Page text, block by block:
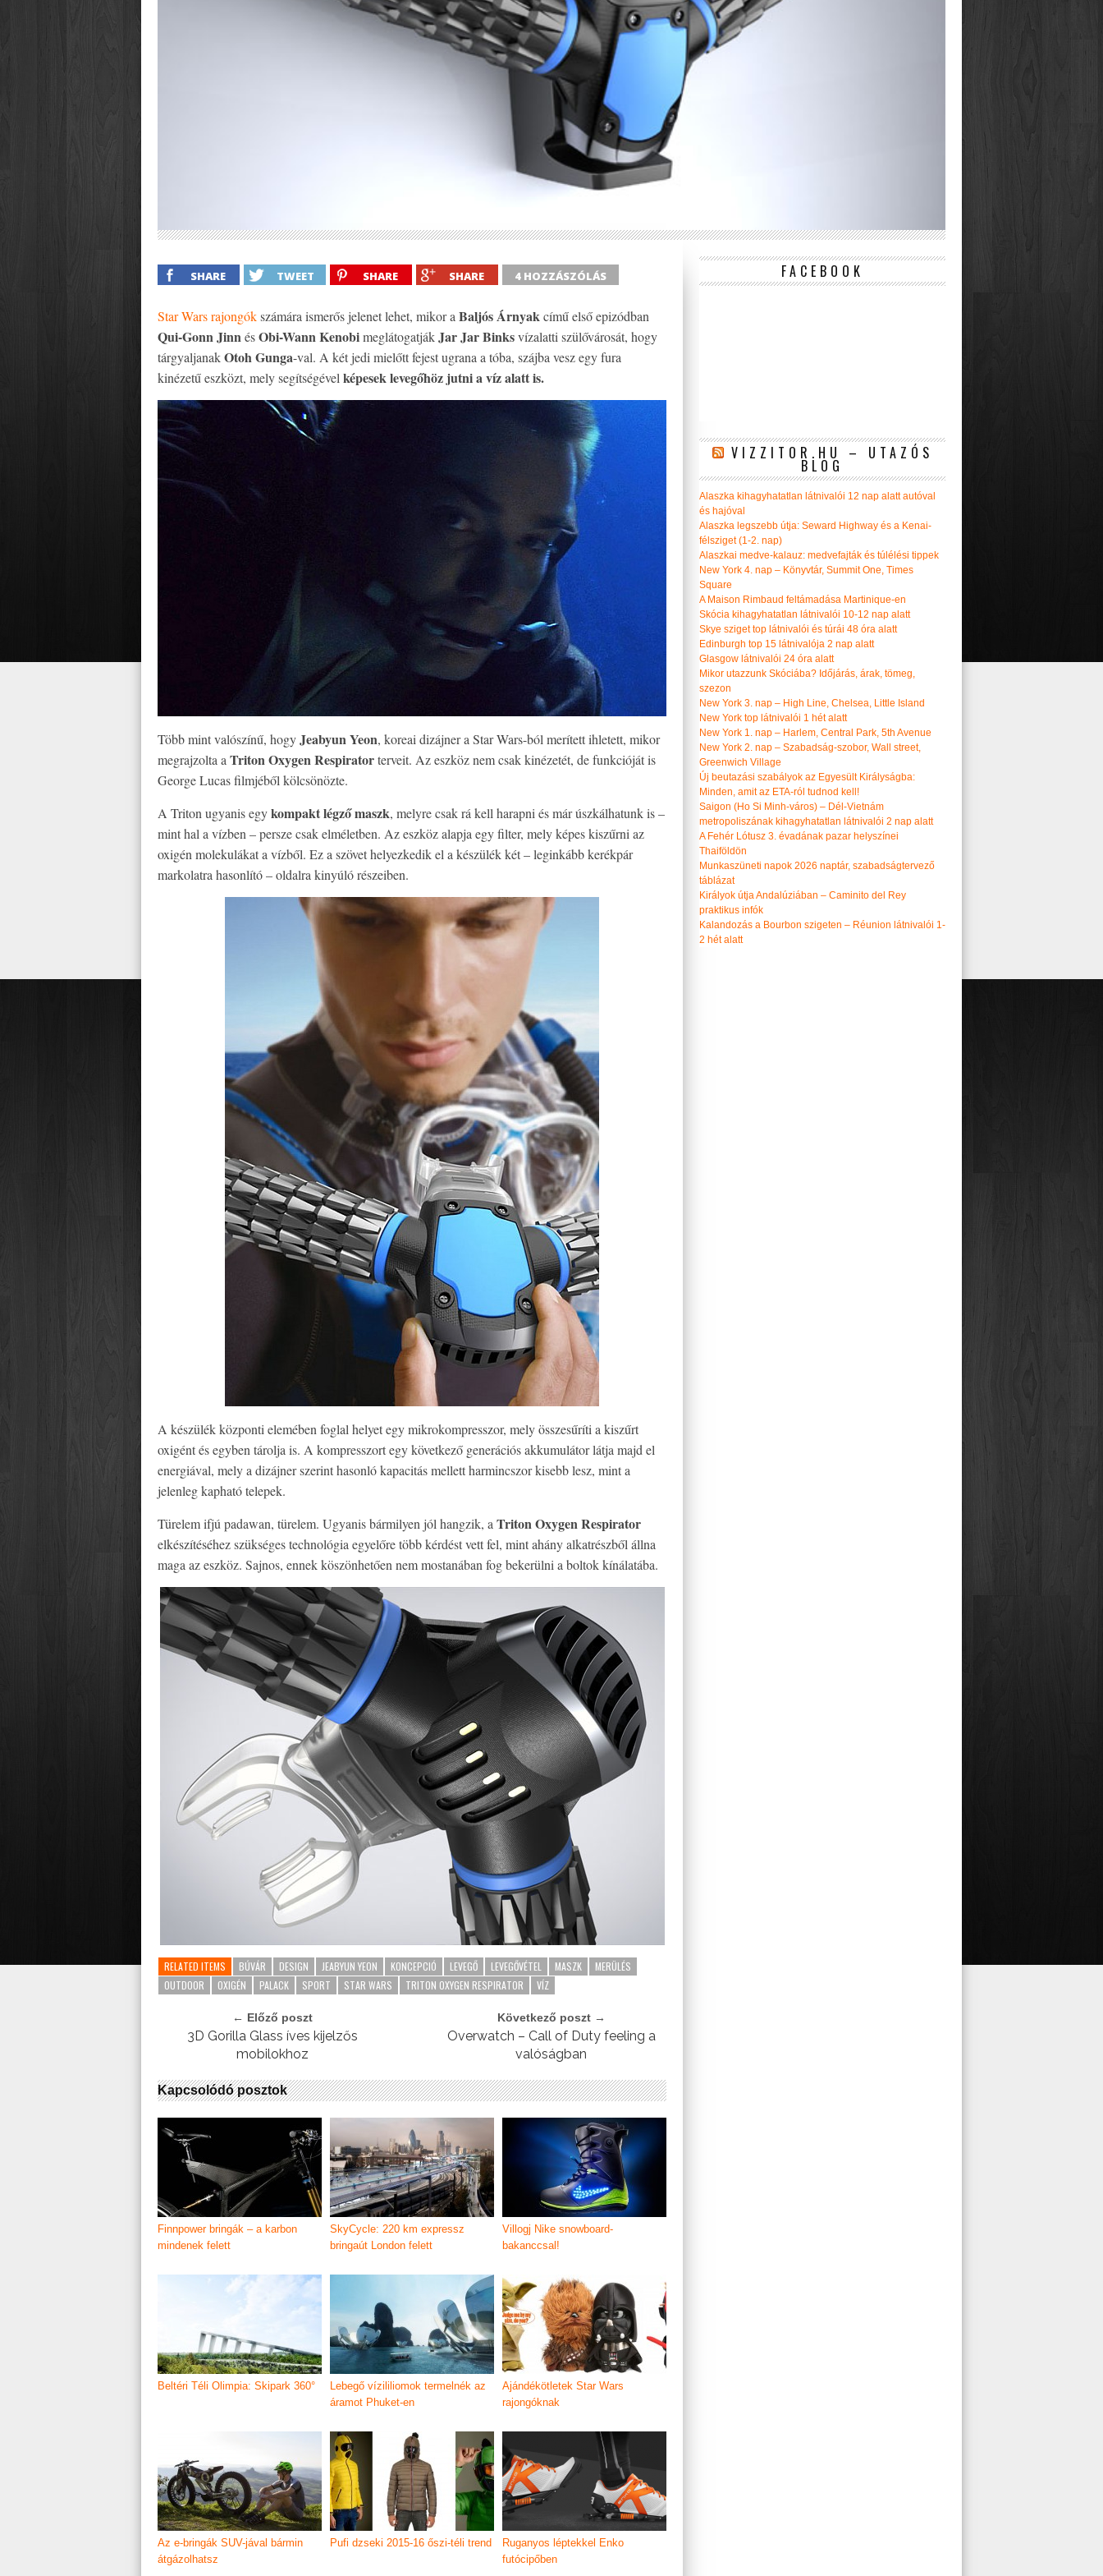
SHARE TWEET SHARE SHARE 4 HOZZÁSZÓLÁS
Star Wars rajongókszámára ismerős jelenet lehet, mikor a Baljós Árnyakcímű első epizódban
Qui-Gonn JinnésObi-Wann KenobimeglátogatjákJar Jar Binksvízalatti szülővárosát, hogy
tárgyaljanakOtoh Gunga-val. A két jedi mielőtt fejest ugrana a tóba, szájba vesz egy fura
kinézetű eszközt, mely segítségével képesek levegőhöz jutni a víz alatt is.
Több mint valószínű, hogyJeabyun Yeon, koreai dizájner a Star Wars-ból merített ihletett, mikor
megrajzolta a Triton Oxygen Respiratorterveit. Az eszköz nem csak kinézetét, de funkcióját is
George Lucas filmjéből kölcsönözte.
A Triton ugyanis egykompakt légző maszk, melyre csak rá kell harapni és már úszkálhatunk is –
mint hal a vízben – persze csak elméletben. Az eszköz alapja egy filter, mely képes kiszűrni az
oxigén molekulákat a vízből. Ez a szövet helyezkedik el a készülék két – leginkább kerékpár
markolatra hasonlító – oldalra kinyúló részeiben.
A készülék központi elemében foglal helyet egy mikrokompresszor, mely összesűríti a kiszűrt
oxigént és egyben tárolja is. A kompresszort egy következő generációs akkumulátor látja majd el
energiával, mely a dizájner szerint hasonló kapacitás mellett harmincszor kisebb lesz, mint a
jelenleg kapható telepek.
Türelem ifjú padawan, türelem. Ugyanis bármilyen jól hangzik, a Triton Oxygen Respirator
elkészítéséhez szükséges technológia egyelőre több kérdést vett fel, mint ahány alkatrészből állna
maga az eszköz. Sajnos, ennek köszönhetően nem mostanában fog bekerülni a boltok kínálatába.
RELATED ITEMS BÚVÁR DESIGN JEABYUN YEON KONCEPCIÓ LEVEGŐ LEVEGŐVÉTEL MASZK
MERÜLÉS
OUTDOOR
OXIGÉN PALACK SPORT STAR WARS TRITON OXYGEN RESPIRATOR VÍZ
← Előző poszt
3D Gorilla Glass íves kijelzős
mobilokhoz
Következő poszt →
Overwatch – Call of Duty feeling a
valóságban
Kapcsolódó posztok
Finnpower bringák – a karbon
mindenek felett
SkyCycle: 220 km expressz
bringaút London felett
Villogj Nike snowboard-
bakanccsal!
Beltéri Téli Olimpia: Skipark 360°
Lebegő vízililiomok termelnék az
áramot Phuket-en
Ajándékötletek Star Wars
rajongóknak
Az e-bringák SUV-jával bármin
átgázolhatsz
Pufi dzseki 2015-16 őszi-téli trend
Ruganyos léptekkel Enko
futócipőben
FACEBOOK
VIZZITOR.HU – UTAZÓS
BLOG
Alaszka kihagyhatatlan látnivalói 12 nap alatt autóval
és hajóval
Alaszka legszebb útja: Seward Highway és a Kenai-
félsziget (1-2. nap)
Alaszkai medve-kalauz: medvefajták és túlélési tippek
New York 4. nap – Könyvtár, Summit One, Times
Square
A Maison Rimbaud feltámadása Martinique-en
Skócia kihagyhatatlan látnivalói 10-12 nap alatt
Skye sziget top látnivalói és túrái 48 óra alatt
Edinburgh top 15 látnivalója 2 nap alatt
Glasgow látnivalói 24 óra alatt
Mikor utazzunk Skóciába? Időjárás, árak, tömeg,
szezon
New York 3. nap – High Line, Chelsea, Little Island
New York top látnivalói 1 hét alatt
New York 1. nap – Harlem, Central Park, 5th Avenue
New York 2. nap – Szabadság-szobor, Wall street,
Greenwich Village
Új beutazási szabályok az Egyesült Királyságba:
Minden, amit az ETA-ról tudnod kell!
Saigon (Ho Si Minh-város) – Dél-Vietnám
metropoliszának kihagyhatatlan látnivalói 2 nap alatt
A Fehér Lótusz 3. évadának pazar helyszínei
Thaiföldön
Munkaszüneti napok 2026 naptár, szabadságtervező
táblázat
Királyok útja Andalúziában – Caminito del Rey
praktikus infók
Kalandozás a Bourbon szigeten – Réunion látnivalói 1-
2 hét alatt